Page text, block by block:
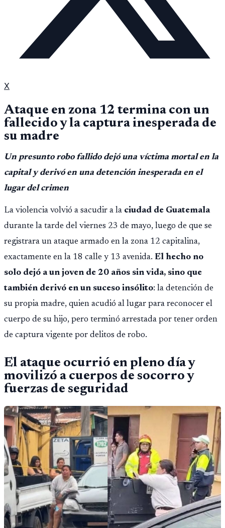
X
Ataque en zona 12 termina con un
fallecido y la captura inesperada de
su madre
Un presunto robo fallido dejó una víctima mortal en la
capital y derivó en una detención inesperada en el
lugar del crimen
La violencia volvió a sacudir a la ciudad de Guatemala
durante la tarde del viernes 23 de mayo, luego de que se
registrara un ataque armado en la zona 12 capitalina,
exactamente en la 18 calle y 13 avenida. El hecho no
solo dejó a un joven de 20 años sin vida, sino que
también derivó en un suceso insólito: la detención de
su propia madre, quien acudió al lugar para reconocer el
cuerpo de su hijo, pero terminó arrestada por tener orden
de captura vigente por delitos de robo.
El ataque ocurrió en pleno día y
movilizó a cuerpos de socorro y
fuerzas de seguridad